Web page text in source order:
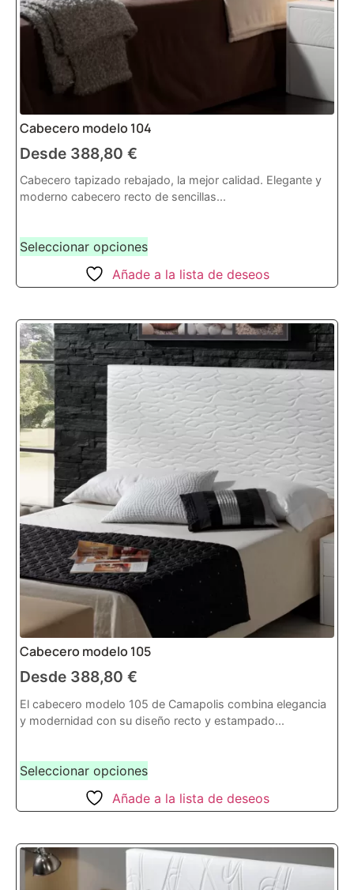
Cabecero modelo 104
Desde 388,80 €
Cabecero tapizado rebajado, la mejor calidad. Elegante y
moderno cabecero recto de sencillas...
Seleccionar opciones
Añade a la lista de deseos
Cabecero modelo 105
Desde 388,80 €
El cabecero modelo 105 de Camapolis combina elegancia
y modernidad con su diseño recto y estampado...
Seleccionar opciones
Añade a la lista de deseos